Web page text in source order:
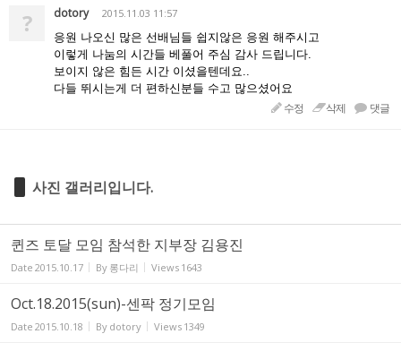
? dotory
2015.11.03 11:57
응원 나오신 많은 선배님들 쉽지않은 응원 해주시고
이렇게 나눔의 시간들 베풀어 주심 감사 드립니다.
보이지 않은 힘든 시간 이셨을텐데요..
다들 뛰시는게 더 편하신분들 수고 많으셨어요
수정 삭제 댓글
사진 갤러리입니다.
퀸즈 토달 모임 참석한 지부장 김용진
Date 2015.10.17 By 롱다리 Views 1643
Oct.18.2015(sun)-센팍 정기모임
Date 2015.10.18 By dotory Views 1349